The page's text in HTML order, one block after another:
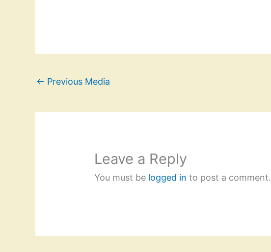
← Previous Media
Leave a Reply
You must be logged in to post a comment.